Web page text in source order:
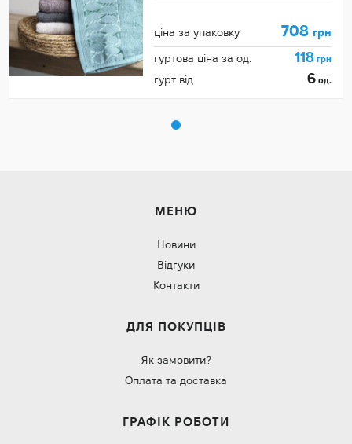
ціна за упаковку 708 грн
гуртова ціна за од. 118 грн
гурт від 6 од.
МЕНЮ
Новини
Відгуки
Контакти
ДЛЯ ПОКУПЦІВ
Як замовити?
Оплата та доставка
ГРАФІК РОБОТИ